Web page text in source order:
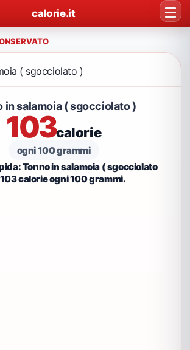
calorie.it
( sgocciolato )
in salamoia ( sgocciolato )
103calorie
ogni 100 grammi
Tonno in salamoia ( sgocciolato
calorie ogni 100 grammi.